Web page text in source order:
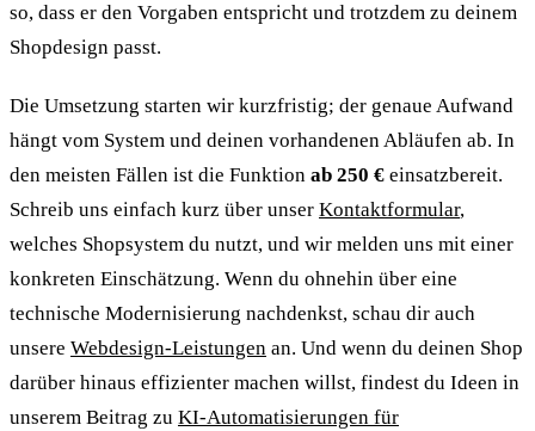
so, dass er den Vorgaben entspricht und trotzdem zu deinem
Shopdesign passt.
Die Umsetzung starten wir kurzfristig; der genaue Aufwand
hängt vom System und deinen vorhandenen Abläufen ab. In
den meisten Fällen ist die Funktion ab 250 € einsatzbereit.
Schreib uns einfach kurz über unser Kontaktformular,
welches Shopsystem du nutzt, und wir melden uns mit einer
konkreten Einschätzung. Wenn du ohnehin über eine
technische Modernisierung nachdenkst, schau dir auch
unsere Webdesign-Leistungen an. Und wenn du deinen Shop
darüber hinaus effizienter machen willst, findest du Ideen in
unserem Beitrag zu KI-Automatisierungen für